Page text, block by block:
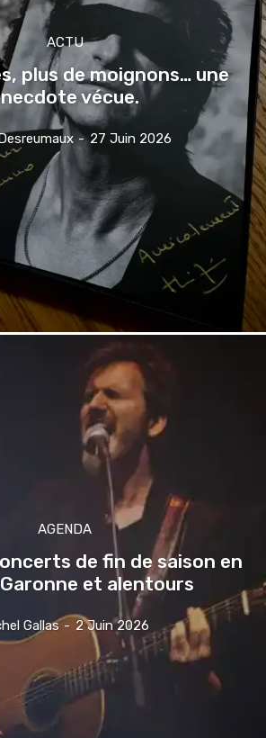
ACTU
plus de moignons… une
vécue.
- 27 Juin 2026
AGENDA
de fin de saison en
et alentours
Gallas - 2 Juin 2026